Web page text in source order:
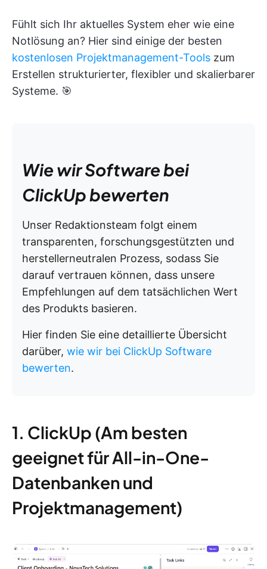
Fühlt sich Ihr aktuelles System eher wie eine
Notlösung an? Hier sind einige der besten
kostenlosen Projektmanagement-Tools zum
Erstellen strukturierter, flexibler und skalierbarer
Systeme. 🎯
Wie wir Software bei
ClickUp bewerten
Unser Redaktionsteam folgt einem
transparenten, forschungsgestützten und
herstellerneutralen Prozess, sodass Sie
darauf vertrauen können, dass unsere
Empfehlungen auf dem tatsächlichen Wert
des Produkts basieren.
Hier finden Sie eine detaillierte Übersicht
darüber, wie wir bei ClickUp Software
bewerten.
1. ClickUp (Am besten
geeignet für All-in-One-
Datenbanken und
Projektmanagement)